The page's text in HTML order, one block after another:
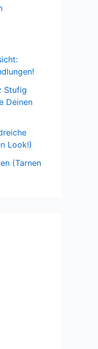
Stufig
Deinen
Look!)
(Tarnen